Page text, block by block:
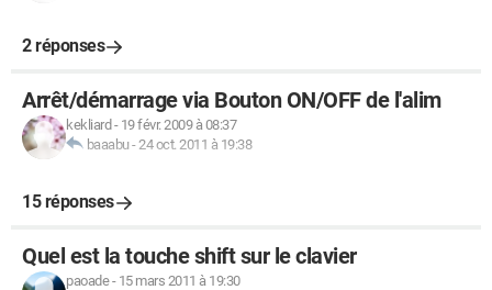
2 réponses
Arrêt/démarrage via Bouton ON/OFF de l'alim
kekliard - 19 févr. 2009 à 08:37
baaabu-24 oct. 2011 à 19:38
15 réponses
Quel est la touche shift sur le clavier
paoade- 15 mars 2011 à 19:30